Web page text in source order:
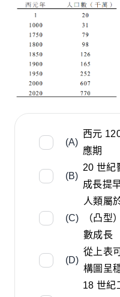
(A)
西元
應期
(B)
20 世紀
成長提
(C)
人類屬
（凸型
數成長
(D)
從上表
構圖呈
18 世紀